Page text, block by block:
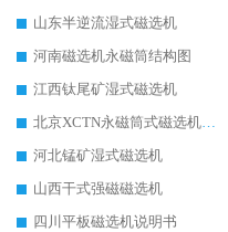
山东半逆流湿式磁选机
河南磁选机永磁筒结构图
江西钛尾矿湿式磁选机
北京XCTN永磁筒式磁选机磁块位置
河北锰矿湿式磁选机
山西干式强磁磁选机
四川平板磁选机说明书